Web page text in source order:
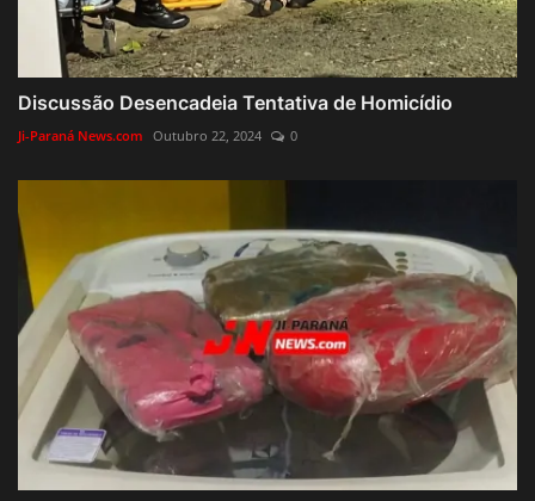
Discussão Desencadeia Tentativa de Homicídio
Ji-Paraná News.com Outubro 22, 2024 0